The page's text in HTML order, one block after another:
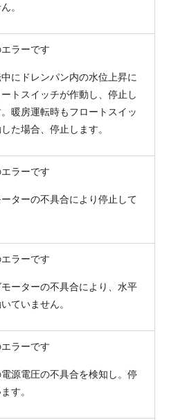
。
ラーです
にドレンパン内の水位上昇に
トスイッチが作動し、停止し
暖房運転時もフロートスイッ
た場合、停止します。
ラーです
ターの不具合により停止して
ラーです
ーターの不具合により、水平
ていません。
ラーです
源電圧の不具合を検知し。停
す。